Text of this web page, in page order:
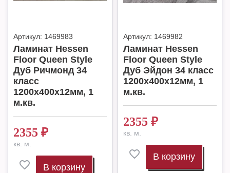
Артикул: 1469983
Ламинат Hessen
Floor Queen Style
Дуб Ричмонд 34
класс
1200х400х12мм, 1
м.кв.
2355 ₽
кв. м.
В корзину
Артикул: 1469982
Ламинат Hessen
Floor Queen Style
Дуб Эйдон 34 класс
1200х400х12мм, 1
м.кв.
2355 ₽
кв. м.
В корзину